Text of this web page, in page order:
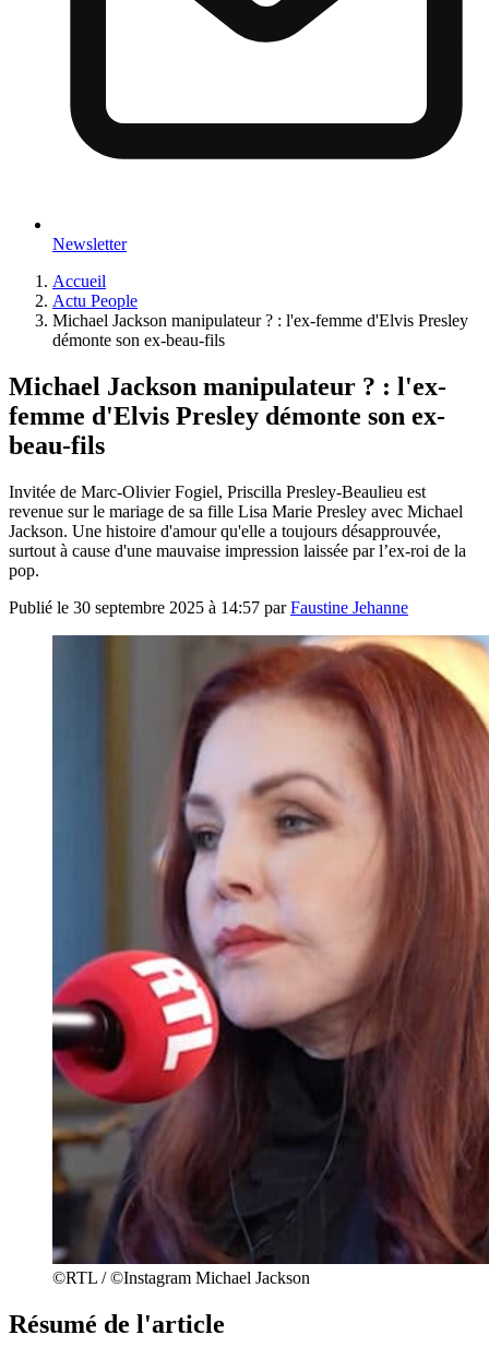
Newsletter
Accueil
Actu People
Michael Jackson manipulateur ? : l'ex-femme d'Elvis Presley
démonte son ex-beau-fils
Michael Jackson manipulateur ? : l'ex-
femme d'Elvis Presley démonte son ex-
beau-fils
Invitée de Marc-Olivier Fogiel, Priscilla Presley-Beaulieu est
revenue sur le mariage de sa fille Lisa Marie Presley avec Michael
Jackson. Une histoire d'amour qu'elle a toujours désapprouvée,
surtout à cause d'une mauvaise impression laissée par l’ex-roi de la
pop.
Publié le 30 septembre 2025 à 14:57 parFaustine Jehanne
©RTL / ©Instagram Michael Jackson
Résumé de l'article